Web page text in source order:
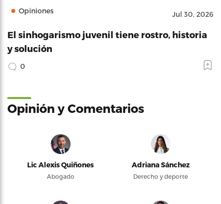
Opiniones Jul 30, 2026
El sinhogarismo juvenil tiene rostro, historia
y solución
0
Opinión y Comentarios
Lic Alexis Quiñones
Abogado
Adriana Sánchez
Derecho y deporte